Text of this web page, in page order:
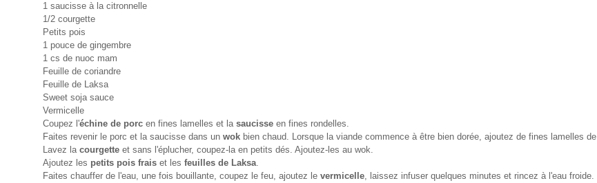
1 saucisse à la citronnelle
1/2 courgette
Petits pois
1 pouce de gingembre
1 cs de nuoc mam
Feuille de coriandre
Feuille de Laksa
Sweet soja sauce
Vermicelle
Coupez l'échine de porc en fines lamelles et la saucisse en fines rondelles.
Faites revenir le porc et la saucisse dans un wok bien chaud. Lorsque la viande commence à être bien dorée, ajoutez de fines lamelles de
Lavez la courgette et sans l'éplucher, coupez-la en petits dés. Ajoutez-les au wok.
Ajoutez les petits pois frais et les feuilles de Laksa.
Faites chauffer de l'eau, une fois bouillante, coupez le feu, ajoutez le vermicelle, laissez infuser quelques minutes et rincez à l'eau froide.